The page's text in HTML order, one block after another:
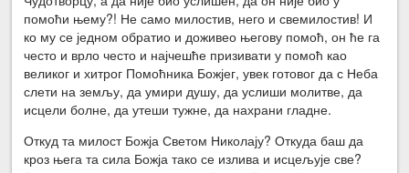
помоћи њему?! Не само милостив, него и свемилостив! И
ко му се једном обратио и доживео његову помоћ, он ће га
често и врло често и најчешће призивати у помоћ као
великог и хитрог Помоћника Божјег, увек готовог да с Неба
слети на земљу, да умири душу, да услиши молитве, да
исцели болне, да утеши тужне, да нахрани гладне.
Откуд та милост Божја Светом Николају? Откуда баш да
кроз њега та сила Божја тако се излива и исцељује све?